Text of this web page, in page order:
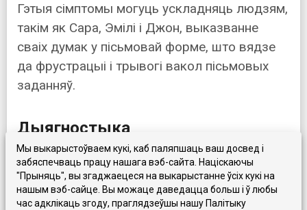
Гэтыя сімптомы могуць ускладняць людзям,
такім як Сара, Эмілі і Джон, выказванне
сваіх думак у пісьмовай форме, што вядзе
да фрустрацыі і трывогі вакол пісьмовых
заданняў.
Дыягностыка
Дыягностыка дысграфіі звычайна патрабуе
ўдзелу каманды спецыялістаў, у тым ліку
лекара і ліцэнзаванага псіхолага або іншага
Мы выкарыстоўваем кукі, каб паляпшаць ваш досвед і
забяспечваць працу нашага вэб-сайта. Націскаючы
"Прыняць", вы згаджаецеся на выкарыстанне ўсіх кукі на
нашым вэб-сайце. Вы можаце даведацца больш і ў любы
час адклікаць згоду, праглядзеўшы нашу Палітыку